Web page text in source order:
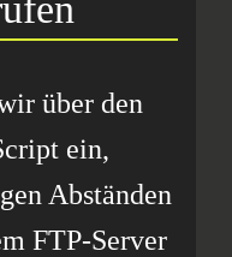
über den
ein,
Abständen
FTP-Server